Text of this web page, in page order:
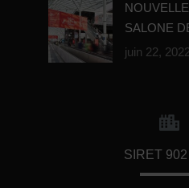
SALONE
juin 22, 2022
SIRET